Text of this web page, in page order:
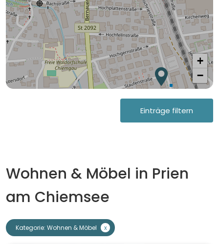
+
−
Einträge filtern
Wohnen & Möbel in Prien
am Chiemsee
Kategorie: Wohnen & Möbel x